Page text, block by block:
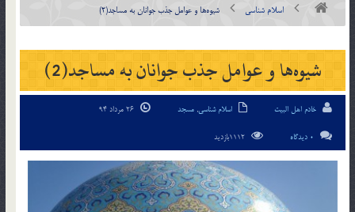
اسلام شناسی شيوه‌ها و عوامل جذب جوانان به مساجد(2)
شيوه‌ها و عوامل جذب جوانان به مساجد(2)
خادم اهل البیت اسلام شناسی, مسجد
0 دیدگاه